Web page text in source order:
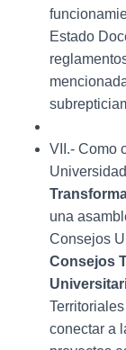
Estado
VII.- Como
una
Consejos
Consejos
conectar a